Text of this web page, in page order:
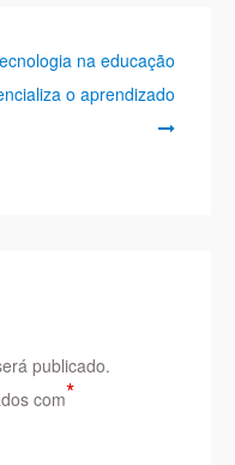
na educação
o aprendizado
publicado.
com*